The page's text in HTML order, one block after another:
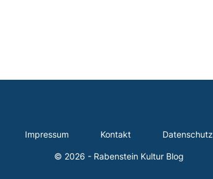
Impressum Kontakt Datenschutz
© 2026 - Rabenstein Kultur Blog